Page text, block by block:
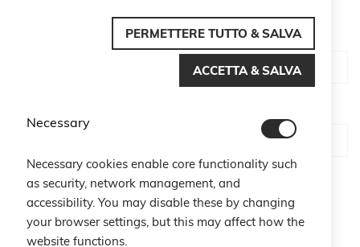
Show Password
PERMETTERE TUTTO & SALVA
ACCETTA & SALVA
Necessary
Necessary cookies enable core functionality such
as security, network management, and
accessibility. You may disable these by changing
your browser settings, but this may affect how the
website functions.